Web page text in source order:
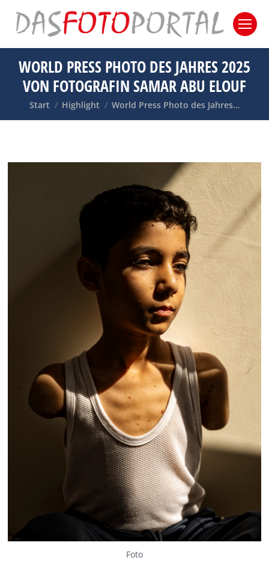
WORLD PRESS PHOTO DES JAHRES 2025
VON FOTOGRAFIN SAMAR ABU ELOUF
Sie befinden sich hier:
Start Highlight World Press Photo des Jahres…
Foto